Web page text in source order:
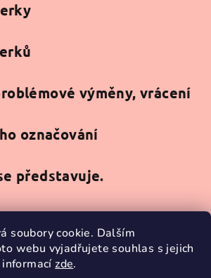
soubory cookie. Dalším
webu vyjadřujete souhlas s jejich
informacízde.
výměny, vrácení
označování
představuje.